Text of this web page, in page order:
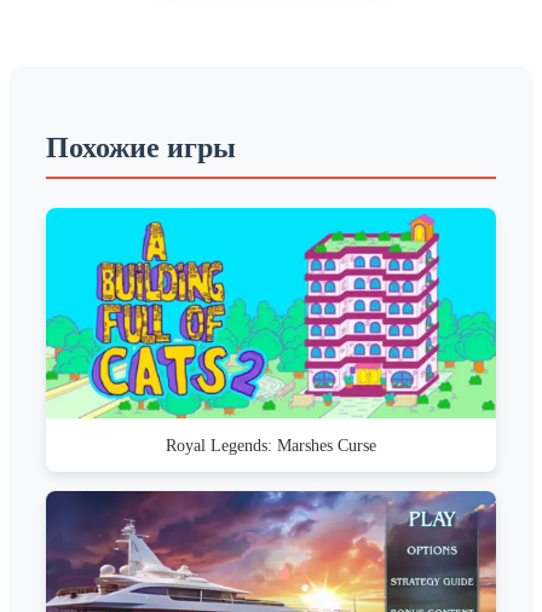
Похожие игры
Royal Legends: Marshes Curse